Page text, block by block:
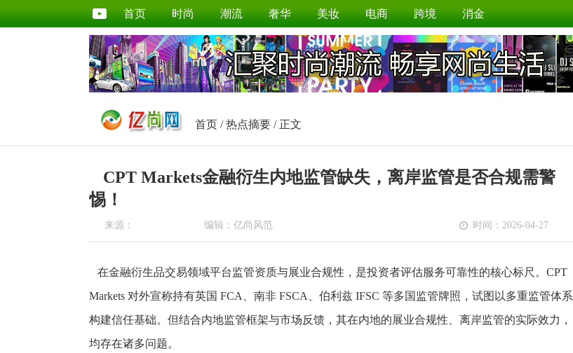
首页 时尚 潮流 奢华 美妆 电商 跨境 消金
首页 /热点摘要 / 正文
CPT Markets金融衍生内地监管缺失，离岸监管是否合规需警
惕！
来源： 编辑：亿尚风范 时间：2026-04-27
在金融衍生品交易领域平台监管资质与展业合规性，是投资者评估服务可靠性的核心标尺。CPT
Markets 对外宣称持有英国 FCA、南非 FSCA、伯利兹 IFSC 等多国监管牌照，试图以多重监管体系
构建信任基础。但结合内地监管框架与市场反馈，其在内地的展业合规性、离岸监管的实际效力，
均存在诸多问题。